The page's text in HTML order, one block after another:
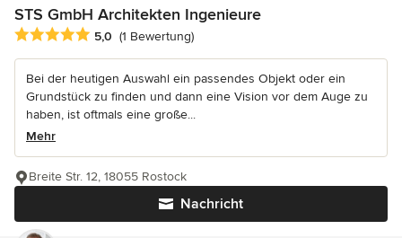
STS GmbH Architekten Ingenieure
Durchschnittliche Bewertung: 5 von 5 Sternen
5,0 (1 Bewertung)
Bei der heutigen Auswahl ein passendes Objekt oder ein
Grundstück zu finden und dann eine Vision vor dem Auge zu
haben, ist oftmals eine große...
Mehr
Nachricht
Breite Str. 12, 18055 Rostock